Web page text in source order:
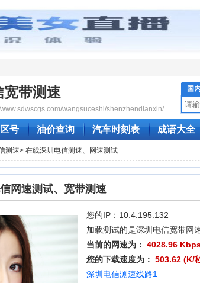
带测速
wangsuceshi/shenzhendianxin/
国
号 油价查询 汽车时刻表 成语大全
测速> 在线深圳电信测速、网速测试
网速测试、宽带测速
您的IP：10.4.195.132
加载测试的是深圳电信宽带网
当前的网速为： 4028.96
您的下载速度为： 503.62 (K/
深圳电信测速线路1